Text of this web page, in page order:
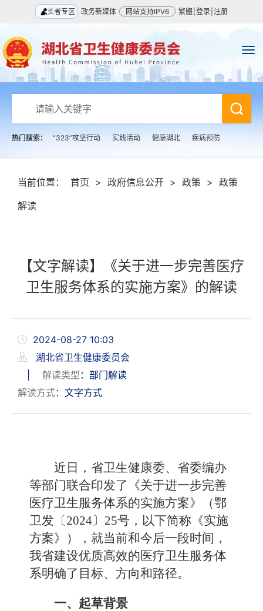
长者专区 政务新媒体 网站支持IPV6 繁體 登录 注册
热门搜索： “323”攻坚行动 实践活动 健康湖北 疾病预防
当前位置： 首页 > 政府信息公开 > 政策 > 政策
解读
【文字解读】《关于进一步完善医疗
卫生服务体系的实施方案》的解读
2024-08-27 10:03
湖北省卫生健康委员会
解读类型 ：部门解读
解读方式：文字方式
近日，省卫生健康委、省委编办
等部门联合印发了《关于进一步完善
医疗卫生服务体系的实施方案》（鄂
卫发〔2024〕25号，以下简称《实施
方案》），就当前和今后一段时间，
我省建设优质高效的医疗卫生服务体
系明确了目标、方向和路径。
一、起草背景